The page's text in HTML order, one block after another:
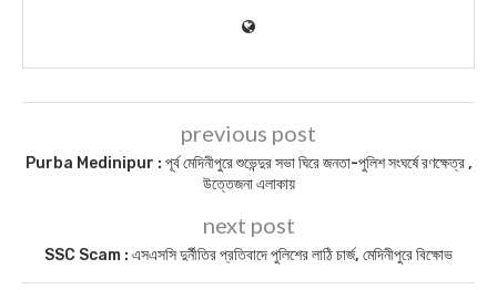
previous post
Purba Medinipur : পূর্ব মেদিনীপুরে শুভেন্দুর সভা ঘিরে জনতা-পুলিশ সংঘর্ষে রণক্ষেত্র ,
উত্তেজনা এলাকায়
next post
SSC Scam : এসএসসি দুর্নীতির প্রতিবাদে পুলিশের লাঠি চার্জ, মেদিনীপুরে বিক্ষোভ